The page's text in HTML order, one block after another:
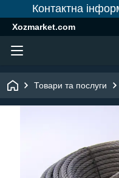
Контактна
Xozmarket.com
Товари та послуги